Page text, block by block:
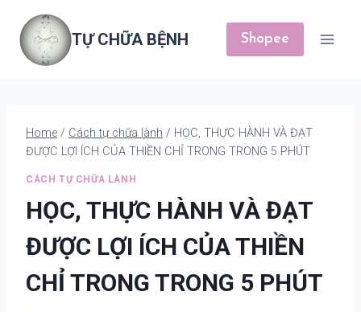
content
TỰ CHỮA BỆNH Shopee
Home / Cách tự chữa lành / HỌC, THỰC HÀNH VÀ ĐẠT
ĐƯỢC LỢI ÍCH CỦA THIỀN CHỈ TRONG TRONG 5 PHÚT
CÁCH TỰ CHỮA LÀNH
HỌC, THỰC HÀNH VÀ ĐẠT
ĐƯỢC LỢI ÍCH CỦA THIỀN
CHỈ TRONG TRONG 5 PHÚT